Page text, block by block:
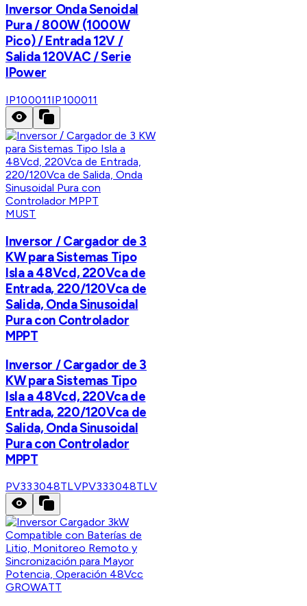
Inversor Onda Senoidal
Pura / 800W (1000W
Pico) / Entrada 12V /
Salida 120VAC / Serie
IPower
IP100011IP100011
MUST
Inversor / Cargador de 3
KW para Sistemas Tipo
Isla a 48Vcd, 220Vca de
Entrada, 220/120Vca de
Salida, Onda Sinusoidal
Pura con Controlador
MPPT
Inversor / Cargador de 3
KW para Sistemas Tipo
Isla a 48Vcd, 220Vca de
Entrada, 220/120Vca de
Salida, Onda Sinusoidal
Pura con Controlador
MPPT
PV333048TLVPV333048TLV
GROWATT